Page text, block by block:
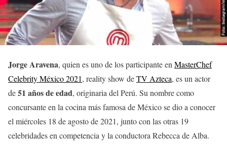
Jorge Aravena, quien es uno de los participante en MasterChef
Celebrity México 2021, reality show deTV Azteca, es un actor
de51 años de edad, originaria del Perú. Su nombre como
concursante en la cocina más famosa de México se dio a conocer
el miércoles 18 de agosto de 2021, junto con las otras 19
celebridades en competencia y la conductora Rebecca de Alba.